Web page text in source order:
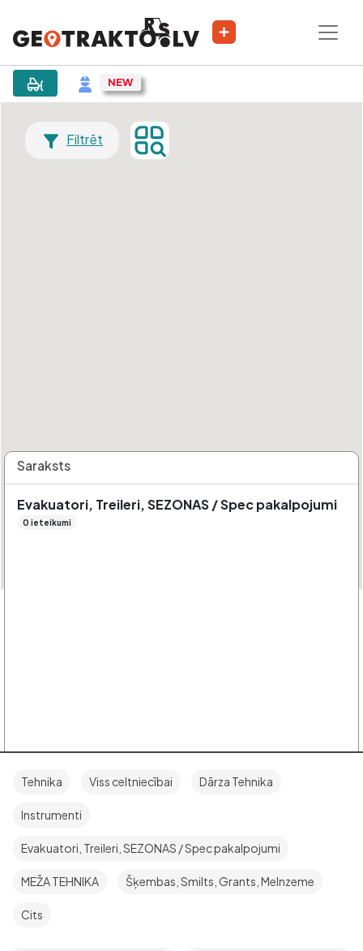
Filtrēt
Saraksts
Evakuatori, Treileri, SEZONAS / Spec pakalpojumi
0 ieteikumi
Tehnika Viss celtniecībai Dārza Tehnika
Instrumenti
Evakuatori, Treileri, SEZONAS / Spec pakalpojumi
MEŽA TEHNIKA Šķembas, Smilts, Grants, Melnzeme
Cits